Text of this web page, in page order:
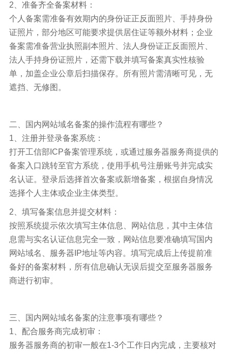
2、准备齐全备案材料：
个人备案需准备有效期内的身份证正反面照片、手持身份
证照片，部分地区可能要求提供居住证等额外材料；企业
备案需准备营业执照副本照片、法人身份证正反面照片、
法人手持身份证照片，还需下载并填写备案真实性核验
单，加盖企业公章后扫描保存。所有照片需清晰可见，无
遮挡、无修图。
二、国内网站域名备案的操作流程有哪些？
1、注册并登录备案系统：
打开工信部ICP备案管理系统，或通过服务器服务商提供的
备案入口跳转至官方系统，使用手机号注册账号并完成实
名认证。登录后选择首次备案或新增备案，根据自身情况
选择个人主体或企业主体类型。
2、填写备案信息并提交材料：
按照系统提示依次填写主体信息、网站信息，其中主体信
息需与实名认证信息完全一致，网站信息要准确填写国内
网站域名、服务器IP地址等内容。填写完成后上传提前准
备好的备案材料，所有信息确认无误后提交至服务器服务
商进行初审。
三、国内网站域名备案的注意事项有哪些？
1、配合服务商完成初审：
服务器服务商的初审一般在1-3个工作日内完成，主要核对